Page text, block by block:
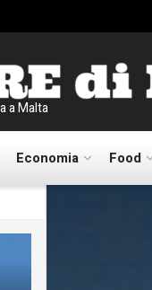
a Malta
Economia Food